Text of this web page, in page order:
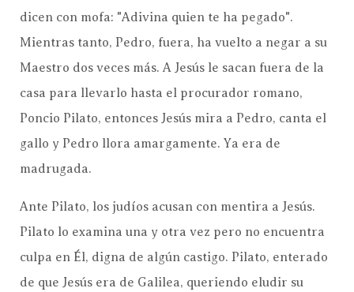
dicen con mofa: "Adivina quien te ha pegado".
Mientras tanto, Pedro, fuera, ha vuelto a negar a su
Maestro dos veces más. A Jesús le sacan fuera de la
casa para llevarlo hasta el procurador romano,
Poncio Pilato, entonces Jesús mira a Pedro, canta el
gallo y Pedro llora amargamente. Ya era de
madrugada.
Ante Pilato, los judíos acusan con mentira a Jesús.
Pilato lo examina una y otra vez pero no encuentra
culpa en Él, digna de algún castigo. Pilato, enterado
de que Jesús era de Galilea, queriendo eludir su